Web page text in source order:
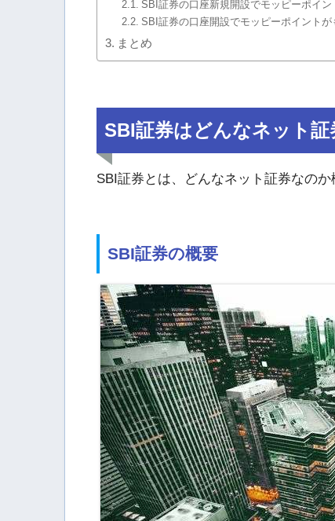
SBI証券の口座新規開設でモッピーポイン
SBI証券の口座開設でモッピーポイントが
まとめ
SBI証券はどんなネット証
SBI証券とは、どんなネット証券なのか
SBI証券の概要